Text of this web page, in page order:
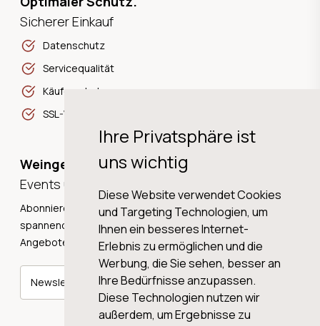
Ihre Privatsphäre ist
uns wichtig
Diese Website verwendet Cookies
und Targeting Technologien, um
Ihnen ein besseres Internet-
Erlebnis zu ermöglichen und die
Werbung, die Sie sehen, besser an
Ihre Bedürfnisse anzupassen.
Diese Technologien nutzen wir
außerdem, um Ergebnisse zu
Sicherer Einkauf
Datenschutz
Servicequalität
Käuferschutz
SSL-Verschlüsselung
Weingeschichten,
Events und Neuigkeiten!
Abonnieren Sie unseren Newsletter und erhalten Sie
spannende Weingeschichten, Neuigkeiten und tolle
Angebote direkt in Ihre Mailbox.
Newsletter abonnieren